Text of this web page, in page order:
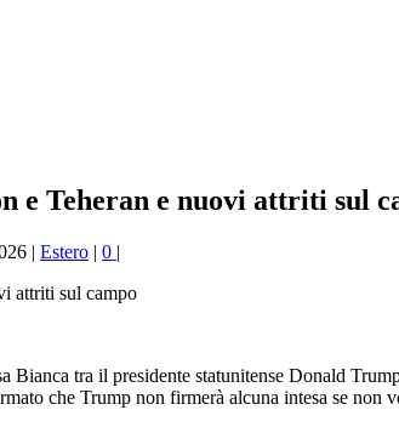
e Teheran e nuovi attriti sul
| Estero | 0 |
Bianca tra il presidente statunitense Donald
che Trump non firmerà alcuna intesa se non